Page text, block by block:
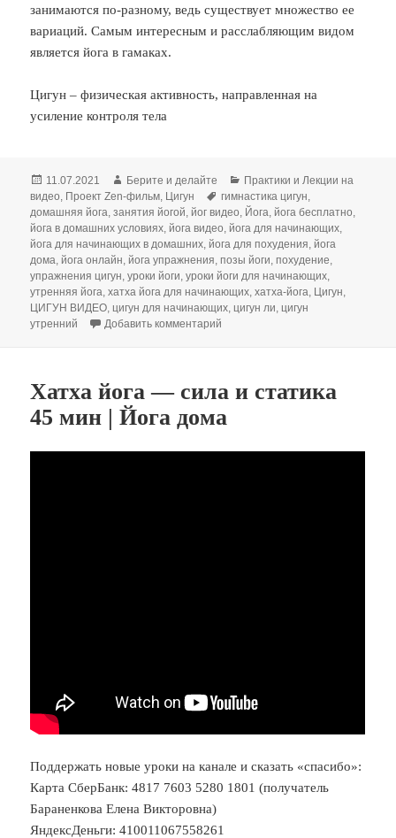
занимаются по-разному, ведь существует множество ее
вариаций. Самым интересным и расслабляющим видом
является йога в гамаках.
Цигун – физическая активность, направленная на
усиление контроля тела
Опубликовано
11.07.2021 Автор
Берите и делайте Рубрики
Практики и Лекции на
видео, Проект Zen-фильм, Цигун Метки
гимнастика цигун,
домашняя йога,занятия йогой,йог видео, Йога,йога бесплатно,
йога в домашних условиях,йога видео,йога для начинающих,
йога для начинающих в домашних,йога для похудения,йога
дома,йога онлайн,йога упражнения,позы йоги,похудение,
упражнения цигун,уроки йоги,уроки йоги для начинающих,
утренняя йога,хатха йога для начинающих,хатха-йога, Цигун,
ЦИГУН ВИДЕО,цигун для начинающих,цигун ли,цигун
утренний
Добавить комментарий
Хатха йога — сила и статика
45 мин | Йога дома
Поддержать новые уроки на канале и сказать «спасибо»:
Карта СберБанк: 4817 7603 5280 1801 (получатель
Бараненкова Елена Викторовна)
ЯндексДеньги: 410011067558261